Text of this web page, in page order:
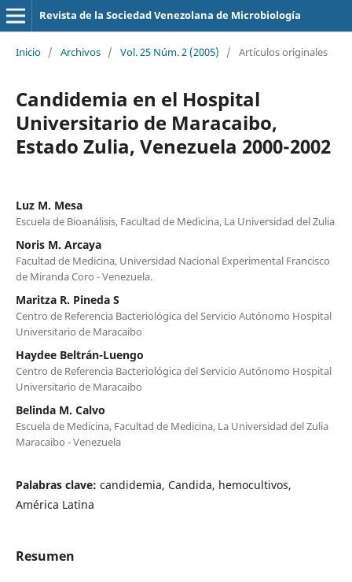
Revista de la Sociedad Venezolana de Microbiología
Inicio / Archivos / Vol. 25 Núm. 2 (2005) / Artículos originales
Candidemia en el Hospital
Universitario de Maracaibo,
Estado Zulia, Venezuela 2000-2002
Luz M. Mesa
Escuela de Bioanálisis, Facultad de Medicina, La Universidad del Zulia
Noris M. Arcaya
Facultad de Medicina, Universidad Nacional Experimental Francisco
de Miranda Coro - Venezuela.
Maritza R. Pineda S
Centro de Referencia Bacteriológica del Servicio Autónomo Hospital
Universitario de Maracaibo
Haydee Beltrán-Luengo
Centro de Referencia Bacteriológica del Servicio Autónomo Hospital
Universitario de Maracaibo
Belinda M. Calvo
Escuela de Medicina, Facultad de Medicina, La Universidad del Zulia
Maracaibo - Venezuela
Palabras clave: candidemia, Candida, hemocultivos,
América Latina
Resumen